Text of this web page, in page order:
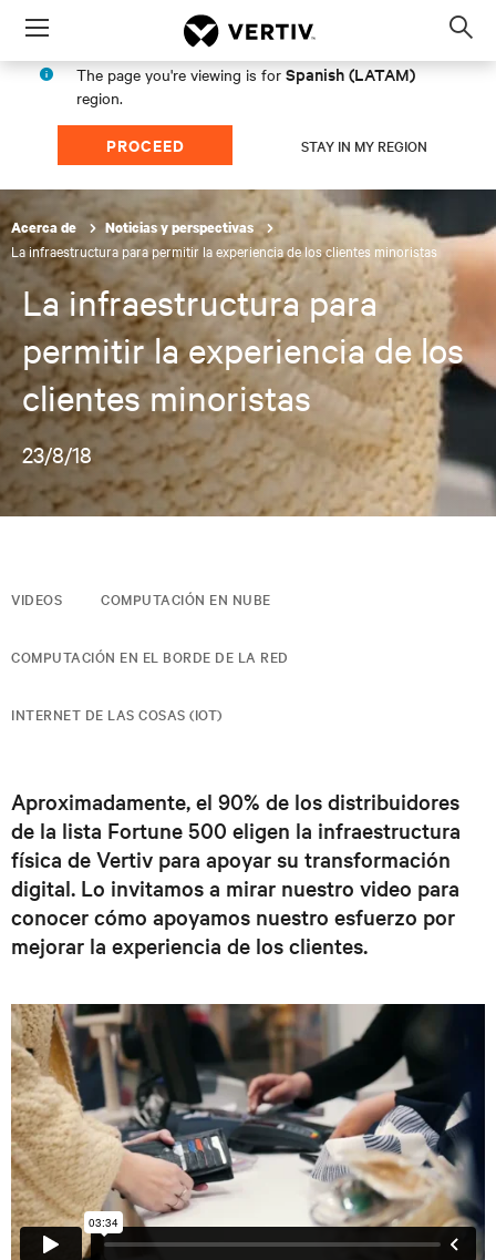
Menu
The page you're viewing is for Spanish (LATAM)
region.
PROCEED STAY IN MY REGION
Acerca de Noticias y perspectivas
La infraestructura para permitir la experiencia de los clientes minoristas
La infraestructura para
permitir la experiencia de los
clientes minoristas
23/8/18
VIDEOS COMPUTACIÓN EN NUBE
COMPUTACIÓN EN EL BORDE DE LA RED
INTERNET DE LAS COSAS (IOT)
Aproximadamente, el 90% de los distribuidores
de la lista Fortune 500 eligen la infraestructura
física de Vertiv para apoyar su transformación
digital. Lo invitamos a mirar nuestro video para
conocer cómo apoyamos nuestro esfuerzo por
mejorar la experiencia de los clientes.